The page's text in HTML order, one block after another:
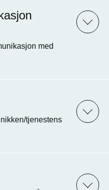
med
tjenestens